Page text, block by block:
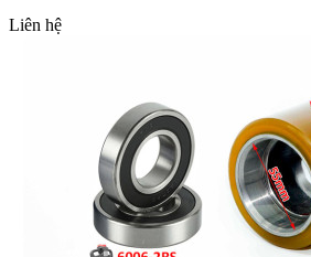
Liên hệ